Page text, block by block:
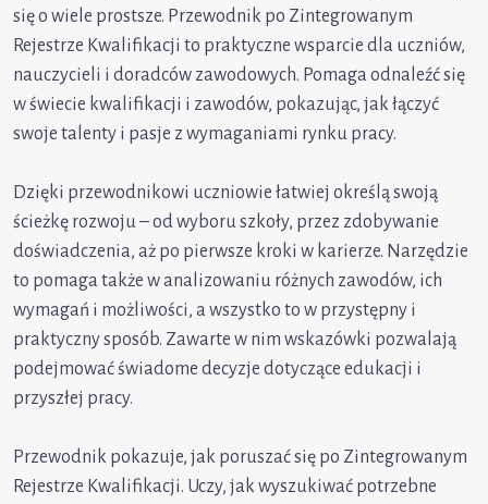
się o wiele prostsze. Przewodnik po Zintegrowanym
Rejestrze Kwalifikacji to praktyczne wsparcie dla uczniów,
nauczycieli i doradców zawodowych. Pomaga odnaleźć się
w świecie kwalifikacji i zawodów, pokazując, jak łączyć
swoje talenty i pasje z wymaganiami rynku pracy.
Dzięki przewodnikowi uczniowie łatwiej określą swoją
ścieżkę rozwoju – od wyboru szkoły, przez zdobywanie
doświadczenia, aż po pierwsze kroki w karierze. Narzędzie
to pomaga także w analizowaniu różnych zawodów, ich
wymagań i możliwości, a wszystko to w przystępny i
praktyczny sposób. Zawarte w nim wskazówki pozwalają
podejmować świadome decyzje dotyczące edukacji i
przyszłej pracy.
Przewodnik pokazuje, jak poruszać się po Zintegrowanym
Rejestrze Kwalifikacji. Uczy, jak wyszukiwać potrzebne